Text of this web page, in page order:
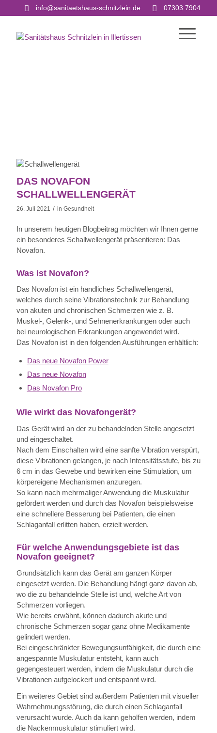
info@sanitaetshaus-schnitzlein.de 07303 7904
DAS NOVAFON
SCHALLWELLENGERÄT
26. Juli 2021 / in Gesundheit
In unserem heutigen Blogbeitrag möchten wir Ihnen gerne
ein besonderes Schallwellengerät präsentieren: Das
Novafon.
Was ist Novafon?
Das Novafon ist ein handliches Schallwellengerät,
welches durch seine Vibrationstechnik zur Behandlung
von akuten und chronischen Schmerzen wie z. B.
Muskel-, Gelenk-, und Sehnenerkrankungen oder auch
bei neurologischen Erkrankungen angewendet wird.
Das Novafon ist in den folgenden Ausführungen erhältlich:
Das neue Novafon Power
Das neue Novafon
Das Novafon Pro
Wie wirkt das Novafongerät?
Das Gerät wird an der zu behandelnden Stelle angesetzt
und eingeschaltet.
Nach dem Einschalten wird eine sanfte Vibration verspürt,
diese Vibrationen gelangen, je nach Intensitätsstufe, bis zu
6 cm in das Gewebe und bewirken eine Stimulation, um
körpereigene Mechanismen anzuregen.
So kann nach mehrmaliger Anwendung die Muskulatur
gefördert werden und durch das Novafon beispielsweise
eine schnellere Besserung bei Patienten, die einen
Schlaganfall erlitten haben, erzielt werden.
Für welche Anwendungsgebiete ist das
Novafon geeignet?
Grundsätzlich kann das Gerät am ganzen Körper
eingesetzt werden. Die Behandlung hängt ganz davon ab,
wo die zu behandelnde Stelle ist und, welche Art von
Schmerzen vorliegen.
Wie bereits erwähnt, können dadurch akute und
chronische Schmerzen sogar ganz ohne Medikamente
gelindert werden.
Bei eingeschränkter Bewegungsunfähigkeit, die durch eine
angespannte Muskulatur entsteht, kann auch
gegengesteuert werden, indem die Muskulatur durch die
Vibrationen aufgelockert und entspannt wird.
Ein weiteres Gebiet sind außerdem Patienten mit visueller
Wahrnehmungsstörung, die durch einen Schlaganfall
verursacht wurde. Auch da kann geholfen werden, indem
die Nackenmuskulatur stimuliert wird.